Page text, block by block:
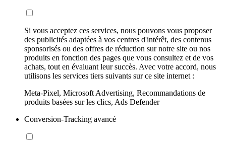
Si vous acceptez ces services, nous pouvons vous proposer
des publicités adaptées à vos centres d'intérêt, des contenus
sponsorisés ou des offres de réduction sur notre site ou nos
produits en fonction des pages que vous consultez et de vos
achats, tout en évaluant leur succès. Avec votre accord, nous
utilisons les services tiers suivants sur ce site internet :
Meta-Pixel, Microsoft Advertising, Recommandations de
produits basées sur les clics, Ads Defender
Conversion-Tracking avancé